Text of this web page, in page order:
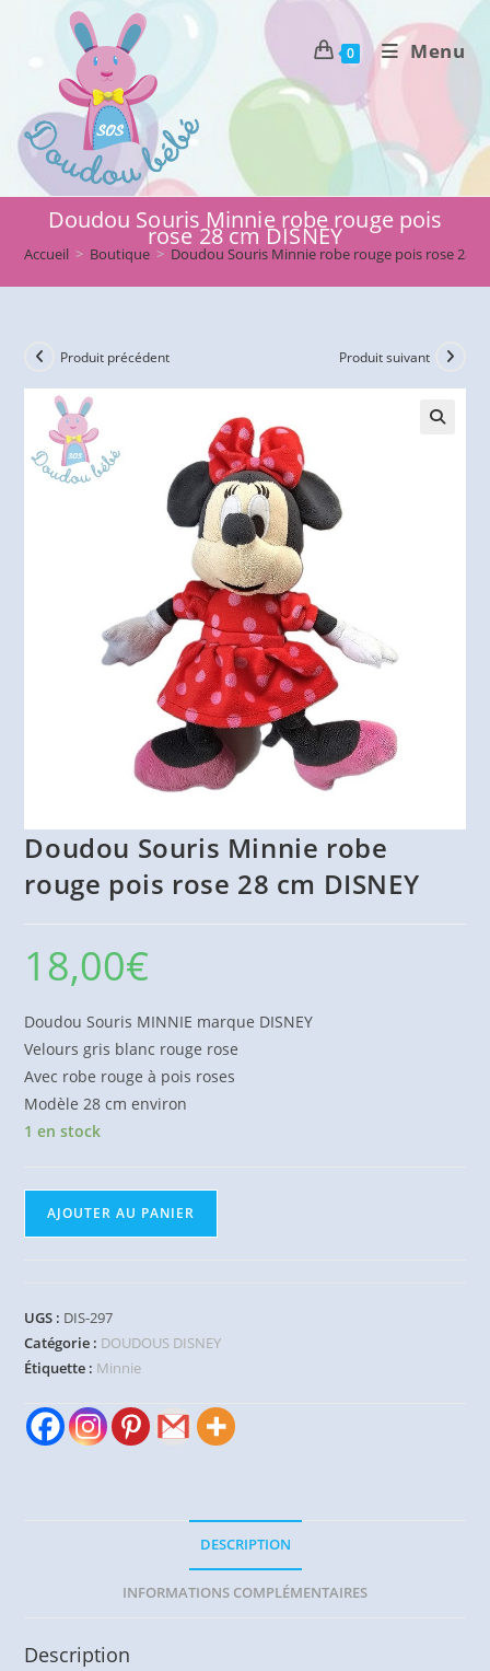
0 Menu
Doudou Souris Minnie robe rouge pois
rose 28 cm DISNEY
Accueil > Boutique > Doudou Souris Minnie robe rouge pois rose 28
Produit précédent Produit suivant
Doudou Souris Minnie robe
rouge pois rose 28 cm DISNEY
18,00€
Doudou Souris MINNIE marque DISNEY
Velours gris blanc rouge rose
Avec robe rouge à pois roses
Modèle 28 cm environ
1 en stock
Minnie
robe
rouge
rose
28
AJOUTER AU PANIER
UGS : DIS-297
Catégorie : DOUDOUS DISNEY
Étiquette : Minnie
DESCRIPTION
INFORMATIONS COMPLÉMENTAIRES
Description